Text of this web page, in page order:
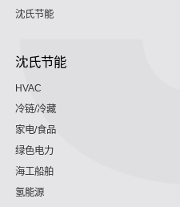
沈氏节能
沈氏节能
HVAC
冷链/冷藏
家电/食品
绿色电力
海工船舶
氢能源